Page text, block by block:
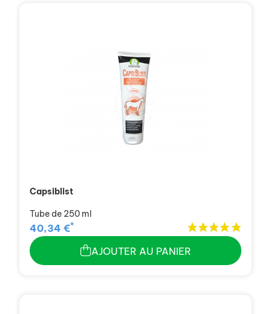
Capsiblist
Tube de 250 ml
40,34 €*
AJOUTER AU PANIER